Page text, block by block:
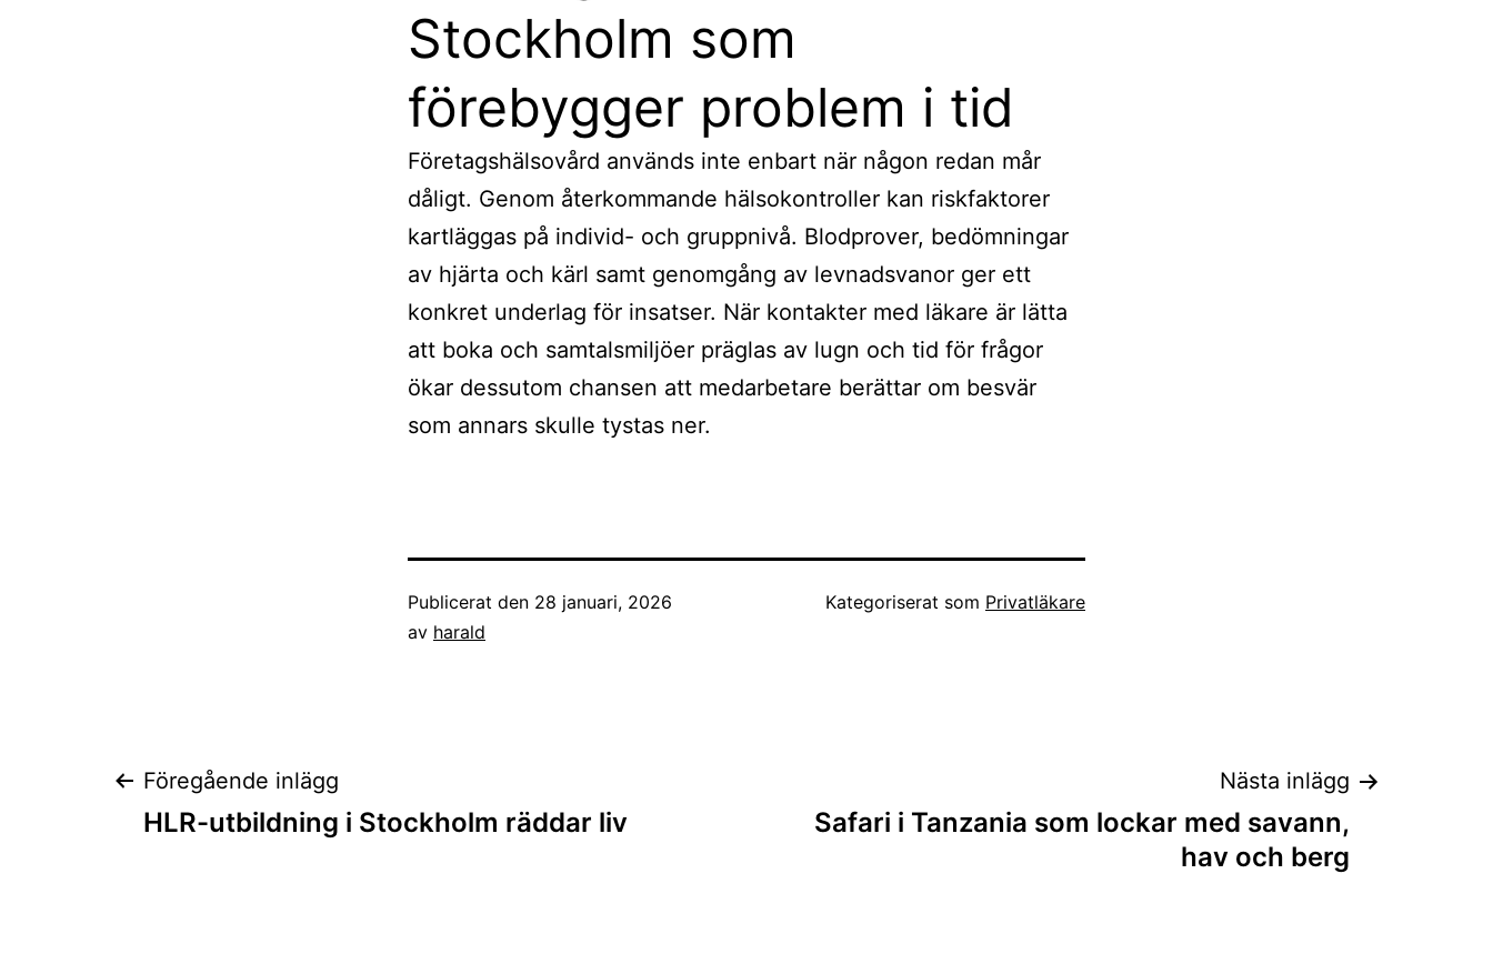
Stockholm som
förebygger problem i tid
Företagshälsovård används inte enbart när någon redan mår
dåligt. Genom återkommande hälsokontroller kan riskfaktorer
kartläggas på individ- och gruppnivå. Blodprover, bedömningar
av hjärta och kärl samt genomgång av levnadsvanor ger ett
konkret underlag för insatser. När kontakter med läkare är lätta
att boka och samtalsmiljöer präglas av lugn och tid för frågor
ökar dessutom chansen att medarbetare berättar om besvär
som annars skulle tystas ner.
Publicerat den 28 januari, 2026
av harald
Kategoriserat som Privatläkare
Inläggsnavigering
Föregående inlägg
HLR-utbildning i Stockholm räddar liv
Nästa inlägg
Safari i Tanzania som lockar med savann,
hav och berg